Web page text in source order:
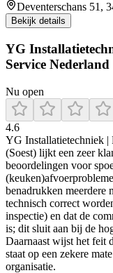
Deventerschans 51,
Bekijk details
YG
Service Nederland
Nu open
4.6
YG Installatietechniek
(Soest) lijkt een zeer
beoordelingen voor
benadrukken meerdere
technisch correct
inspectie) en dat de
is; dit sluit aan bij de
Daarnaast wijst het feit
staat op een zekere
organisatie.